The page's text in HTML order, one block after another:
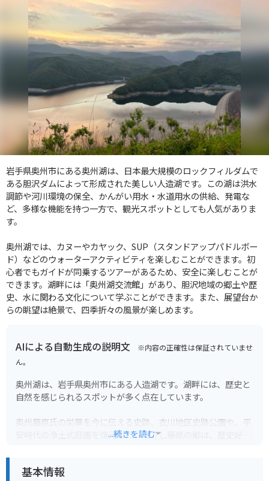
岩手県奥州市にある奥州湖は、日本最大規模のロックフィルダムで
ある胆沢ダムによって形成された美しい人造湖です。この湖は洪水
調節や河川環境の保全、かんがい用水・水道用水の供給、発電な
ど、多様な機能を持つ一方で、観光スポットとしても人気がありま
す。
奥州湖では、カヌーやカヤック、SUP（スタンドアップパドルボー
ド）などのウォーターアクティビティを楽しむことができます。初
心者でもガイドが同乗するツアーがあるため、安全に楽しむことが
できます。湖畔には「奥州湖交流館」があり、胆沢地域の郷土や歴
史、水に関わる文化について学ぶことができます。また、展望台か
らの眺望は絶景で、四季折々の風景が楽しめます。
AIによる自動生成の説明文 ※内容の正確性は保証されていませ
ん。
奥州湖は、岩手県奥州市にある人造湖です。湖畔には、歴史と
自然を感じられるスポットが多く点在しています。
奥州藤原氏の栄華を今に伝える史跡、衣川地区史跡公園や、平
安時代の浄土式庭園を復元した、えさし藤原の郷は、歴史好き
また、湖畔にはキャンプ場や温泉もあり、自然を満喫しなが
...続きを読む
基本情報